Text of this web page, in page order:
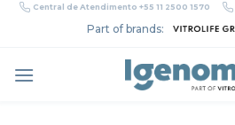
Skip Central de Atendimento +55 11 2500 1570
Part of brands: